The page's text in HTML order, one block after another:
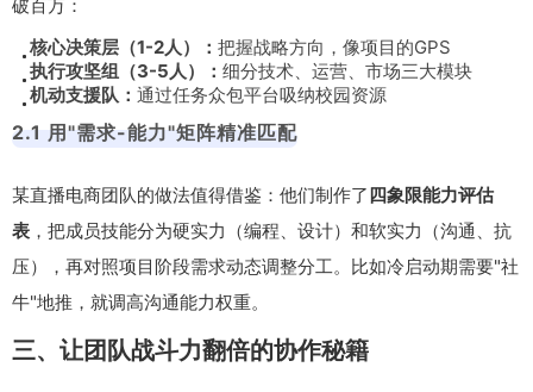
破百万：
核心决策层（1-2人）： 把握战略方向，像项目的GPS
执行攻坚组（3-5人）： 细分技术、运营、市场三大模块
机动支援队： 通过任务众包平台吸纳校园资源
2.1 用"需求-能力"矩阵精准匹配
某直播电商团队的做法值得借鉴：他们制作了四象限能力评估
表 ，把成员技能分为硬实力（编程、设计）和软实力（沟通、抗
压），再对照项目阶段需求动态调整分工。比如冷启动期需要"社
牛"地推，就调高沟通能力权重。
三、让团队战斗力翻倍的协作秘籍